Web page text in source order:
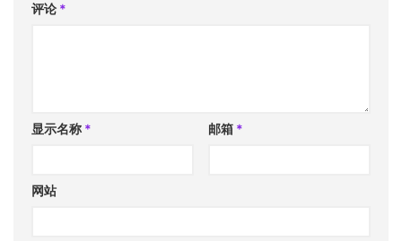
评论 *
显示名称 * 邮箱 *
网站